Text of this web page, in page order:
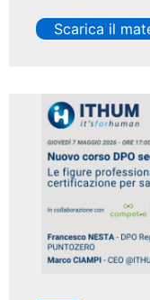
Scarica il